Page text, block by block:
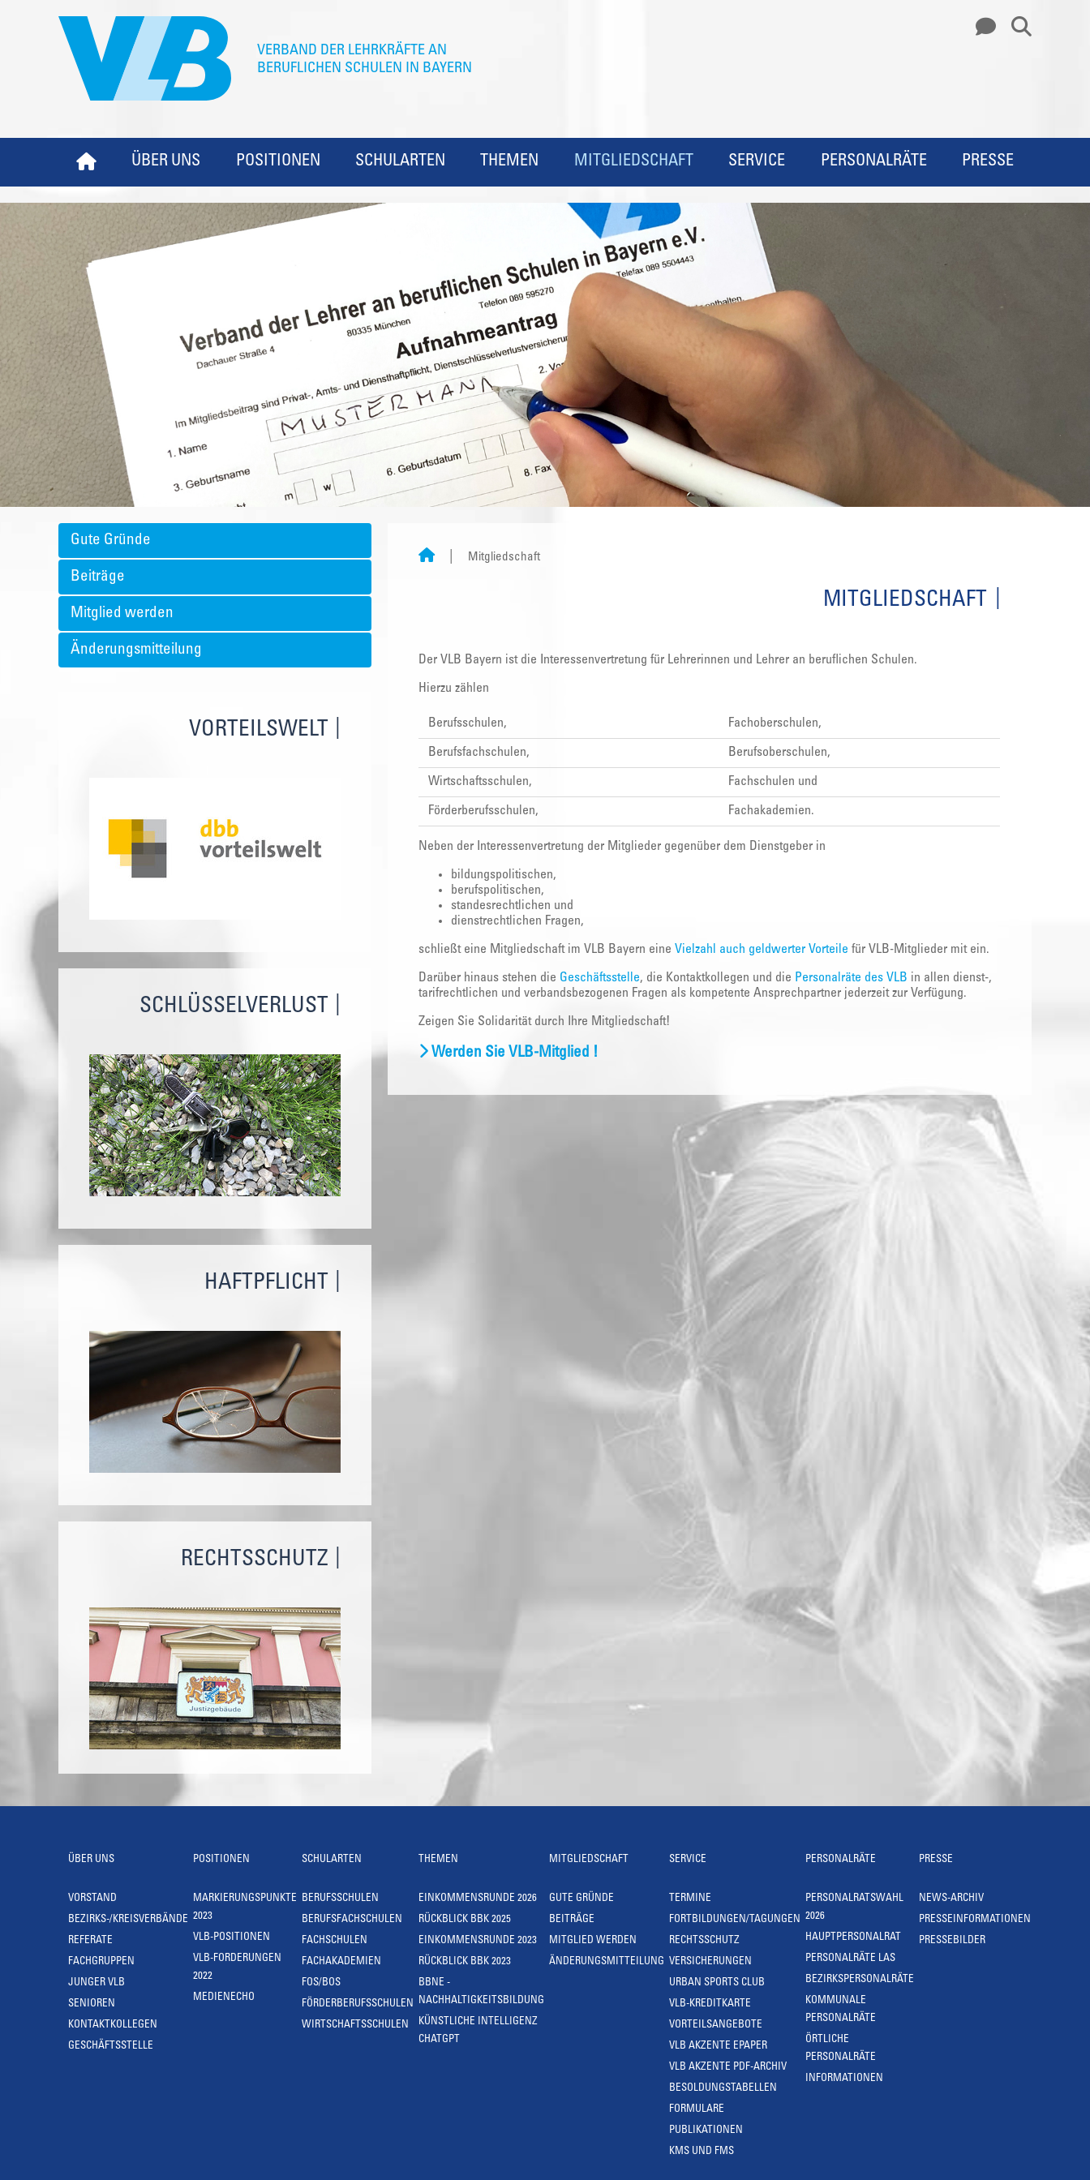
ÜBER UNS POSITIONEN SCHULARTEN THEMEN MITGLIEDSCHAFT SERVICE PERSONALRÄTE PRESSE
Gute Gründe
Beiträge
Mitglied werden
Änderungsmitteilung
VORTEILSWELT
SCHLÜSSELVERLUST
HAFTPFLICHT
RECHTSSCHUTZ
Mitgliedschaft
MITGLIEDSCHAFT
Der VLB Bayern ist die Interessenvertretung für Lehrerinnen und Lehrer an beruflichen Schulen.
Hierzu zählen
Berufsschulen, Fachoberschulen,
Berufsfachschulen, Berufsoberschulen,
Wirtschaftsschulen, Fachschulen und
Förderberufsschulen, Fachakademien.
Neben der Interessenvertretung der Mitglieder gegenüber dem Dienstgeber in
bildungspolitischen,
berufspolitischen,
standesrechtlichen und
dienstrechtlichen Fragen,
schließt eine Mitgliedschaft im VLB Bayern eine Vielzahl auch geldwerter Vorteile für VLB-Mitglieder mit ein.
Darüber hinaus stehen die Geschäftsstelle, die Kontaktkollegen und die Personalräte des VLB in allen dienst-,
tarifrechtlichen und verbandsbezogenen Fragen als kompetente Ansprechpartner jederzeit zur Verfügung.
Zeigen Sie Solidarität durch Ihre Mitgliedschaft!
Werden Sie VLB-Mitglied !
ÜBER UNS
VORSTAND
BEZIRKS-/KREISVERBÄNDE
REFERATE
FACHGRUPPEN
JUNGER VLB
SENIOREN
KONTAKTKOLLEGEN
GESCHÄFTSSTELLE
POSITIONEN
MARKIERUNGSPUNKTE
2023
VLB-POSITIONEN
VLB-FORDERUNGEN
2022
MEDIENECHO
SCHULARTEN
BERUFSSCHULEN
BERUFSFACHSCHULEN
FACHSCHULEN
FACHAKADEMIEN
FOS/BOS
FÖRDERBERUFSSCHULEN
WIRTSCHAFTSSCHULEN
THEMEN
EINKOMMENSRUNDE 2026
RÜCKBLICK BBK 2025
EINKOMMENSRUNDE 2023
RÜCKBLICK BBK 2023
BBNE -
NACHHALTIGKEITSBILDUNG
KÜNSTLICHE INTELLIGENZ
CHATGPT
MITGLIEDSCHAFT
GUTE GRÜNDE
BEITRÄGE
MITGLIED WERDEN
ÄNDERUNGSMITTEILUNG
SERVICE
TERMINE
FORTBILDUNGEN/TAGUNGEN
RECHTSSCHUTZ
VERSICHERUNGEN
URBAN SPORTS CLUB
VLB-KREDITKARTE
VORTEILSANGEBOTE
VLB AKZENTE EPAPER
VLB AKZENTE PDF-ARCHIV
BESOLDUNGSTABELLEN
FORMULARE
PUBLIKATIONEN
KMS UND FMS
PERSONALRÄTE
PERSONALRATSWAHL
2026
HAUPTPERSONALRAT
PERSONALRÄTE LAS
BEZIRKSPERSONALRÄTE
KOMMUNALE
PERSONALRÄTE
ÖRTLICHE
PERSONALRÄTE
INFORMATIONEN
PRESSE
NEWS-ARCHIV
PRESSEINFORMATIONEN
PRESSEBILDER